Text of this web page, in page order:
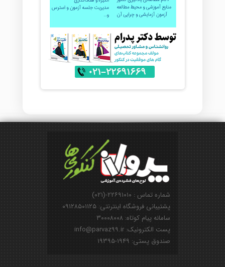
شماره تماس : ۲۲۶۹۱۰۱۰-(۰۲۱)
پشتیبانی فروشگاه اینترنتی: ۰۹۱۲۸۵۰۱۱۲۵
سامانه پیام کوتاه: ۳۰۰۰۸۰۰۸
پست الکترونیک: info@parvaz99.ir
صندوق پستی: ۱۹۴۹-۱۹۳۹۵